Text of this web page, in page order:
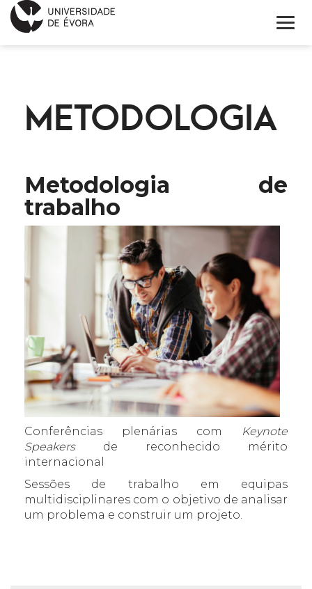
PROGRAMA
INFORMAÇÕES
METODOLOGIA
Metodologia de
trabalho
Conferências plenárias com
Keynote
Speakersde reconhecido mérito
internacional
Sessões de trabalho em equipas
multidisciplinares com o objetivo de analisar
um problema e construir um projeto.